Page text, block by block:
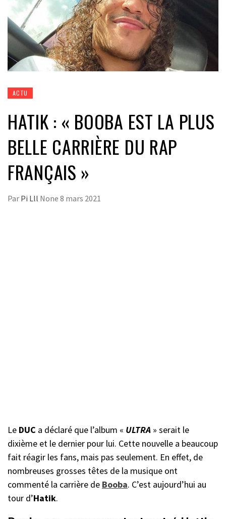
ACTU
HATIK : « BOOBA EST LA PLUS
BELLE CARRIÈRE DU RAP
FRANÇAIS »
Par Pi Lll None 8 mars 2021
Le DUC a déclaré que l’album « ULTRA » serait le
dixième et le dernier pour lui. Cette nouvelle a beaucoup
fait réagir les fans, mais pas seulement. En effet, de
nombreuses grosses têtes de la musique ont
commenté la carrière de Booba. C’est aujourd’hui au
tour d’Hatik.